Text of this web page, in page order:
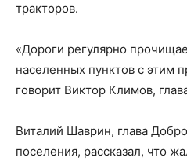
тракторов.
«Дороги регулярно
населенных пунктов с этим
говорит Виктор Климов,
Виталий Шаврин, глава
поселения, рассказал, что